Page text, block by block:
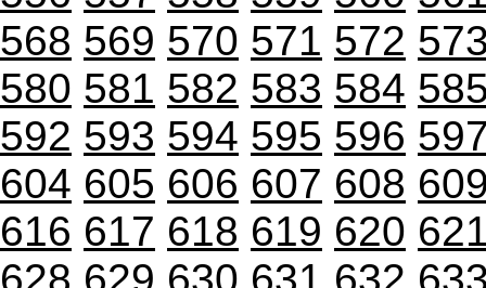
568 569 570 571 572
580 581 582 583 584
592 593 594 595 596
604 605 606 607 608
616 617 618 619 620